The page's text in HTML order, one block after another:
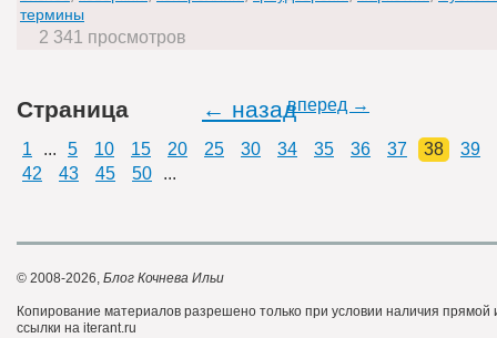
термины
2 341 просмотров
Страница ← назадвперед →
1 ... 5 10 15 20 25 30 34 35 36 37 38
39
42
43 45 50 ...
© 2008-2026, Блог Кочнева Ильи
Копирование материалов разрешено только при условии наличия прямой
ссылки на iterant.ru